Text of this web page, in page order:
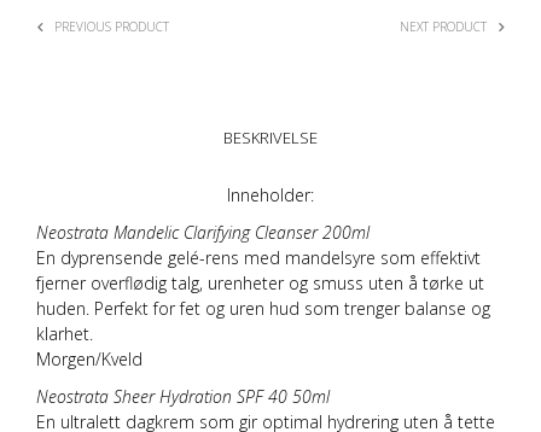
PREVIOUS PRODUCT NEXT PRODUCT
BESKRIVELSE
Inneholder:
Neostrata Mandelic Clarifying Cleanser 200ml
En dyprensende gelé-rens med mandelsyre som effektivt
fjerner overflødig talg, urenheter og smuss uten å tørke ut
huden. Perfekt for fet og uren hud som trenger balanse og
klarhet.
Morgen/Kveld
Neostrata Sheer Hydration SPF 40 50ml
En ultralett dagkrem som gir optimal hydrering uten å tette